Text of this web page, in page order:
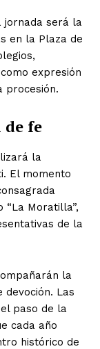
jornada será la
en la Plaza de
expresión
procesión.
de fe
la
El momento
“La Moratilla”,
de la
la
devoción. Las
paso de la
cada año
histórico de